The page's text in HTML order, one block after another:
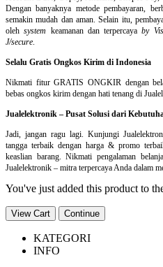
Dengan banyaknya metode pembayaran,
semakin mudah dan aman. Selain itu,
olehsystem keamanan dan terpercayaby
J/secure.
Selalu Gratis Ongkos Kirim di Indonesia
Nikmati fitur GRATIS ONGKIR dengan
bebas ongkos kirim dengan hati tenang di
Jualelektronik – Pusat Solusi dari
Jadi, jangan ragu lagi. Kunjungi
tangga terbaik dengan harga & promo
keaslian barang. Nikmati pengalaman
Jualelektronik – mitra terpercaya Anda dalam
You've just added this product to
View Cart Continue
KATEGORI
INFO